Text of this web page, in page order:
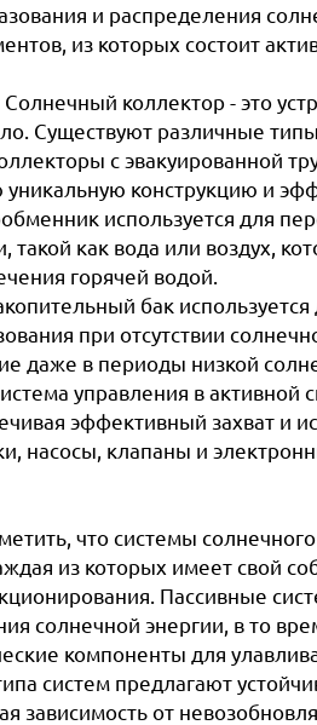
и распределения
из которых состоит
коллектор - это
Существуют различные
с эвакуированной
конструкцию и
используется для
такой как вода или воздух,
горячей водой.
бак
при отсутствии
даже в периоды низкой
управления в активной
эффективный захват и
насосы, клапаны и
что системы
из которых имеет свой
Пассивные
солнечной энергии, в то
компоненты для
систем предлагают
зависимость от